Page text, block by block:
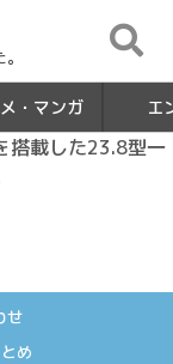
・マンガ エ
搭載した23.8型一
せ
め